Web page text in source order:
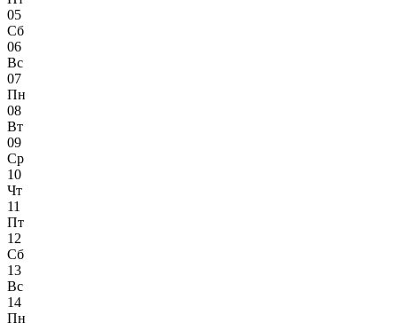
05
Сб
06
Вс
07
Пн
08
Вт
09
Ср
10
Чт
11
Пт
12
Сб
13
Вс
14
Пн